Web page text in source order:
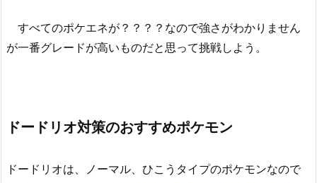
すべてのポケエネが？？？？なので強さがわかりません
が一番グレードが高いものだと思って挑戦しよう。
ドードリオ対策のおすすめポケモン
ドードリオは、ノーマル、ひこうタイプのポケモンなので